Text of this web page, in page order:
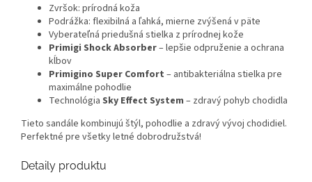
Zvršok: prírodná koža
Podrážka: flexibilná a ľahká, mierne zvýšená v päte
Vyberateľná priedušná stielka z prírodnej kože
Primigi Shock Absorber– lepšie odpruženie a ochrana
kĺbov
Primigino Super Comfort – antibakteriálna stielka pre
maximálne pohodlie
Technológia Sky Effect System – zdravý pohyb chodidla
Tieto sandále kombinujú štýl, pohodlie a zdravý vývoj chodidiel.
Perfektné pre všetky letné dobrodružstvá!
Detaily produktu